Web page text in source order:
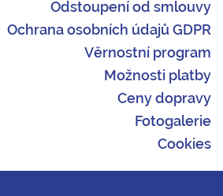
Odstoupení od smlouvy
Ochrana osobních údajů GDPR
Věrnostní program
Možnosti platby
Ceny dopravy
Fotogalerie
Cookies